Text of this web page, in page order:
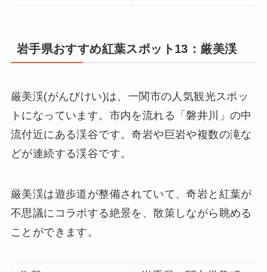
岩手県おすすめ紅葉スポット13：厳美渓
厳美渓(がんびけい)は、一関市の人気観光スポッ
トになっています。市内を流れる「磐井川」の中
流付近にある渓谷です。奇岩や巨岩や複数の滝な
どが連続する渓谷です。
厳美渓は遊歩道が整備されていて、奇岩と紅葉が
不思議にコラボする絶景を、散策しながら眺める
ことができます。